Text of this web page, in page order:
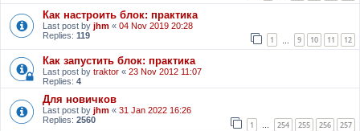
Как настроить блок: практика
Last post by jhm « 04 Nov 2019 20:28
Replies: 119 1 9 10 11 12
Как запустить блок: практика
Last post by traktor « 23 Nov 2012 11:07
Replies: 4
Для новичков
Last post by jhm « 31 Jan 2022 16:26
Replies: 2560 1 … 254 255 256 257